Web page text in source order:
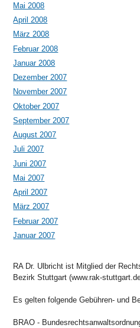
Mai 2008
April 2008
März 2008
Februar 2008
Januar 2008
Dezember 2007
November 2007
Oktober 2007
September 2007
August 2007
Juli 2007
Juni 2007
Mai 2007
April 2007
März 2007
Februar 2007
Januar 2007
RA Dr. Ulbricht ist Mitglied der
Bezirk Stuttgart (www.rak-
Es gelten folgende Gebühren- und
BRAO -